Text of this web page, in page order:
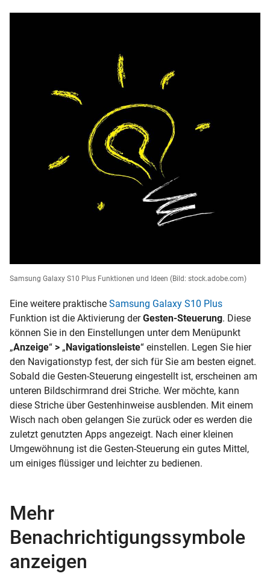
Samsung Galaxy S10 Plus Funktionen und Ideen (Bild: stock.adobe.com)
Eine weitere praktische Samsung Galaxy S10 Plus
Funktion ist die Aktivierung derGesten-Steuerung. Diese
können Sie in den Einstellungen unter dem Menüpunkt
„Anzeige“ > „Navigationsleiste“ einstellen. Legen Sie hier
den Navigationstyp fest, der sich für Sie am besten eignet.
Sobald die Gesten-Steuerung eingestellt ist, erscheinen am
unteren Bildschirmrand drei Striche. Wer möchte, kann
diese Striche über Gestenhinweise ausblenden. Mit einem
Wisch nach oben gelangen Sie zurück oder es werden die
zuletzt genutzten Apps angezeigt. Nach einer kleinen
Umgewöhnung ist die Gesten-Steuerung ein gutes Mittel,
um einiges flüssiger und leichter zu bedienen.
Mehr
Benachrichtigungssymbole
anzeigen